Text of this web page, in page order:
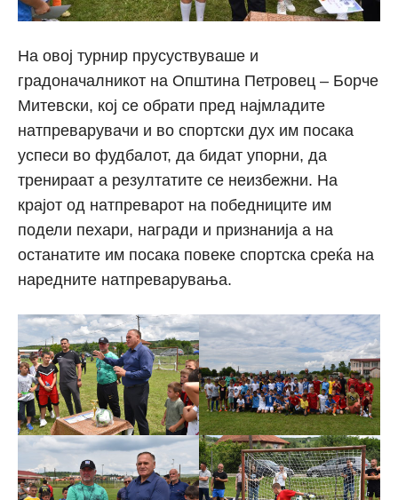
На овој турнир прусуствуваше и
градоначалникот на Општина Петровец – Борче
Митевски, кој се обрати пред најмладите
натпреварувачи и во спортски дух им посака
успеси во фудбалот, да бидат упорни, да
тренираат а резултатите се неизбежни. На
крајот од натпреварот на победниците им
подели пехари, награди и признанија а на
останатите им посака повеке спортска среќа на
наредните натпреварувања.